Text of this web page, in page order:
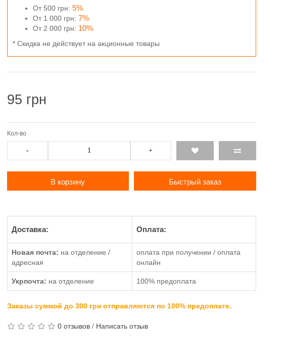
От 500 грн: 5%
От 1 000 грн: 7%
От 2 000 грн: 10%
* Скидка не действует на акционные товары
95 грн
Кол-во
- +
В корзину Быстрый заказ
Доставка: Оплата:
Новая почта: на отделение /
адресная
оплата при получении / оплата
онлайн
Укрпочта: на отделение 100% предоплата
Заказы суммой до 300 грн отправляются по 100% предоплате.
0 отзывов/ Написать отзыв